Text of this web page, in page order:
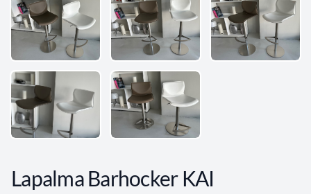
Lapalma Barhocker KAI